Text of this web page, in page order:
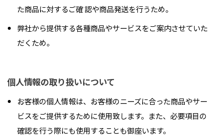
た商品に対するご確 認や商品発送を行うため。
弊社から提供する各種商品やサービスをご案内させていた
だくため。
個人情報の取り扱いについて
お客様の個人情報は、お客様のニーズに合った商品やサー
ビスをご提供するために使用致します。また、必要項目の
確認を行う際にも使用することも御座います。